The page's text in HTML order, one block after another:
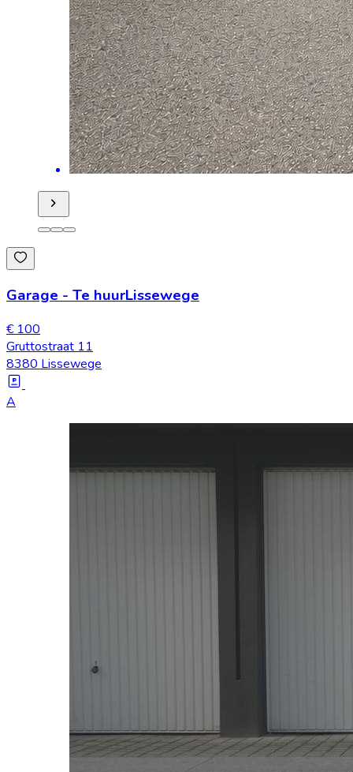
Garage - Te huurLissewege
€ 100
Gruttostraat 11
8380 Lissewege
A